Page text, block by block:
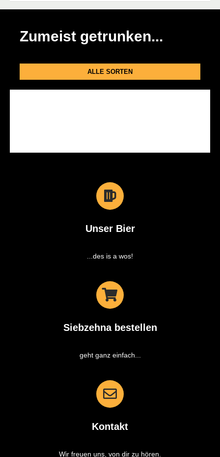
Zumeist getrunken...
ALLE SORTEN
Unser Bier
...des is a wos!
Siebzehna bestellen
geht ganz einfach...
Kontakt
Wir freuen uns, von dir zu hören.